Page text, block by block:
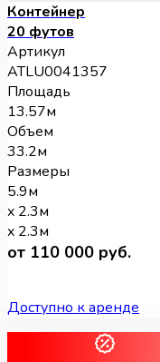
Контейнер
20 футов
Артикул
ATLU0041357
Площадь
13.57м
Объем
33.2м
Размеры
5.9м
x 2.3м
x 2.3м
от 110 000 руб.
Доступно к аренде